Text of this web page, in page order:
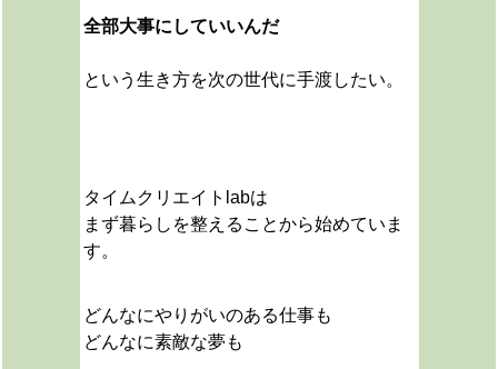
全部大事にしていいんだ
という生き方を次の世代に手渡したい。
タイムクリエイトlabは
まず暮らしを整えることから始めていま
す。
どんなにやりがいのある仕事も
どんなに素敵な夢も